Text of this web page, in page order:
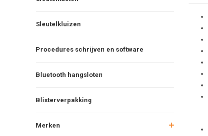
Sleutelkluizen
Procedures schrijven en software
Bluetooth hangsloten
Blisterverpakking
Merken